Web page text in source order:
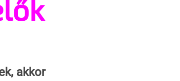
akkor